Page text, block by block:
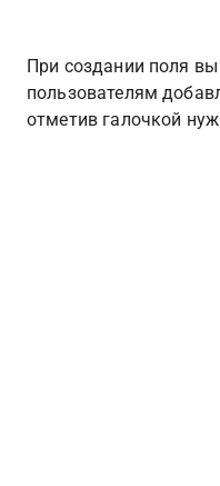
При создании поля
пользователям
отметив галочкой